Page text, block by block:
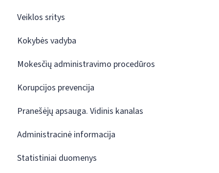
Veiklos sritys
Kokybės vadyba
Mokesčių administravimo procedūros
Korupcijos prevencija
Pranešėjų apsauga. Vidinis kanalas
Administracinė informacija
Statistiniai duomenys